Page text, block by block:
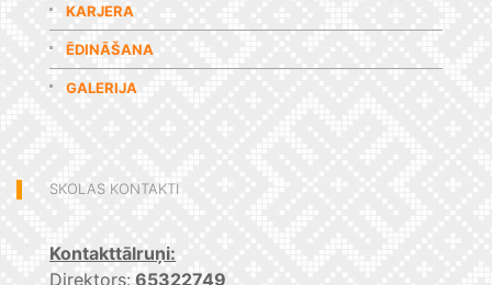
KARJERA
ĒDINĀŠANA
GALERIJA
SKOLAS KONTAKTI
Kontakttālruņi:
Direktors: 65322749